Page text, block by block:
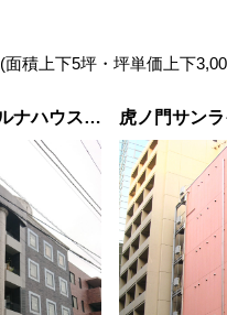
(面積上下5坪・坪単価上下